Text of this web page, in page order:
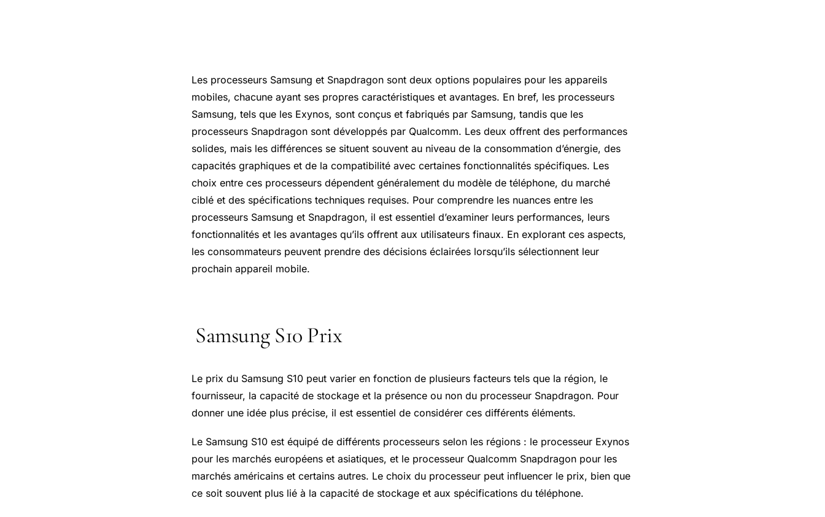
Les processeurs Samsung et Snapdragon sont deux options populaires pour les appareils
mobiles, chacune ayant ses propres caractéristiques et avantages. En bref, les processeurs
Samsung, tels que les Exynos, sont conçus et fabriqués par Samsung, tandis que les
processeurs Snapdragon sont développés par Qualcomm. Les deux offrent des performances
solides, mais les différences se situent souvent au niveau de la consommation d’énergie, des
capacités graphiques et de la compatibilité avec certaines fonctionnalités spécifiques. Les
choix entre ces processeurs dépendent généralement du modèle de téléphone, du marché
ciblé et des spécifications techniques requises. Pour comprendre les nuances entre les
processeurs Samsung et Snapdragon, il est essentiel d’examiner leurs performances, leurs
fonctionnalités et les avantages qu’ils offrent aux utilisateurs finaux. En explorant ces aspects,
les consommateurs peuvent prendre des décisions éclairées lorsqu’ils sélectionnent leur
prochain appareil mobile.
Samsung S10 Prix
Le prix du Samsung S10 peut varier en fonction de plusieurs facteurs tels que la région, le
fournisseur, la capacité de stockage et la présence ou non du processeur Snapdragon. Pour
donner une idée plus précise, il est essentiel de considérer ces différents éléments.
Le Samsung S10 est équipé de différents processeurs selon les régions : le processeur Exynos
pour les marchés européens et asiatiques, et le processeur Qualcomm Snapdragon pour les
marchés américains et certains autres. Le choix du processeur peut influencer le prix, bien que
ce soit souvent plus lié à la capacité de stockage et aux spécifications du téléphone.